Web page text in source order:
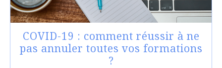
COVID-19 : comment réussir à ne
pas annuler toutes vos formations
?